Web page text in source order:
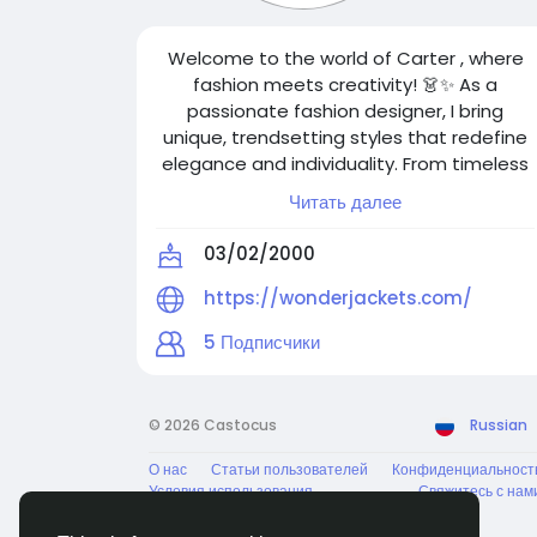
Welcome to the world of Carter , where
fashion meets creativity! 👗✨ As a
passionate fashion designer, I bring
unique, trendsetting styles that redefine
elegance and individuality. From timeless
classics to modern statement pieces, my
designs blend artistry with innovation.
Follow me for the latest fashion
inspirations, design insights, and exclusive
collections. Let’s make the world more
Читать далее
03/02/2000
https://wonderjackets.com/
5 Подписчики
© 2026 Castocus Russian
О нас Статьи пользователей
Условия использования
Свяжитесь с